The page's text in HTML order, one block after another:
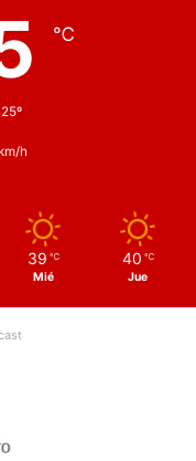
℃
h
39 ℃
Mié
40 ℃
Jue